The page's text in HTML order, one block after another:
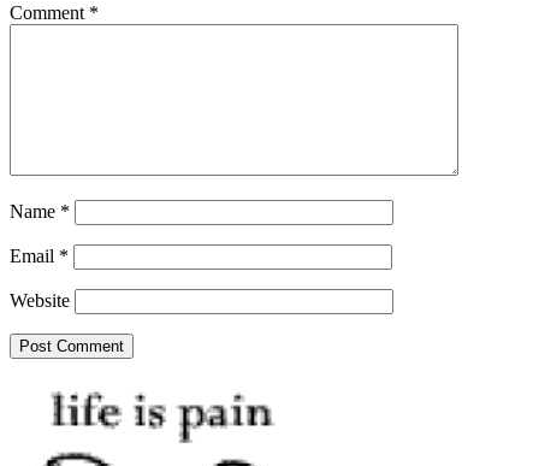
Comment *
Name *
Email *
Website